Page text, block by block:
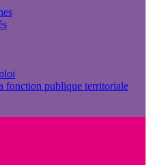
fonction publique territoriale